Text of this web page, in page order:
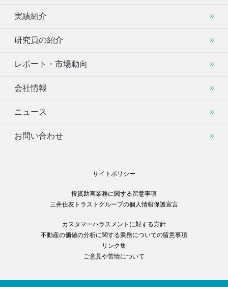
実績紹介
研究員の紹介
レポート・市場動向
会社情報
ニュース
お問い合わせ
サイトポリシー
投資助言業務に関する留意事項
三井住友トラストグループの個人情報保護宣言
カスタマーハラスメントに対する方針
不動産の価値の分析に関する業務についての留意事項
リンク集
ご意見や苦情について